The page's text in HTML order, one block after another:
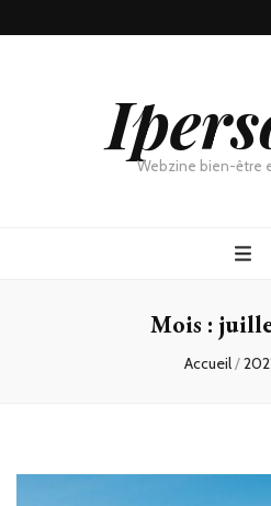
Webzine bien-être
Mois :
Accueil/